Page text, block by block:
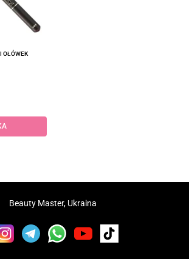
OŁÓWEK
Beauty Master, Ukraina